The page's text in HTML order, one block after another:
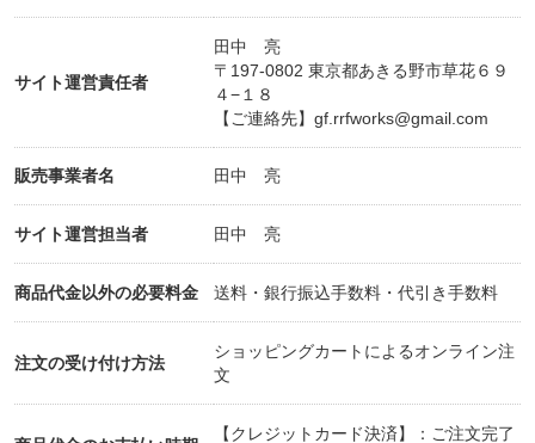
Ｑ：車への施工は可能ですか？
Ａ：建築用フィルムとカーフィルムは別物になりま
す。
カーフィルムの施工については当店ではご予約
の上、車両お預かりでの施工となります。
Ｑ：ガラス以外(樹脂ガラスなど)への施工は可能です
か？
Ａ：そのまま施工すると暫くすると気泡が出来るな
どの不良が起こります。
樹脂ガラスへ施工する場合は樹脂用フィルムを
貼った上に重ねて施工する事で対応可能です。
サイト運営責任者
田中 亮
〒197-0802 東京都あきる野市草花６９
４−１８
【ご連絡先】 gf.rrfworks@gmail.com
販売事業者名 田中 亮
サイト運営担当者 田中 亮
商品代金以外の必要料金 送料・銀行振込手数料・代引き手数料
注文の受け付け方法
ショッピングカートによるオンライン注
文
【クレジットカード決済】：ご注文完了